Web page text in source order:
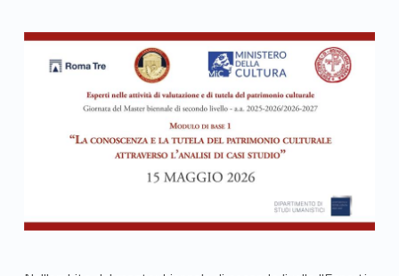
Link identifier archive #link-archive-thumb-soap-98446